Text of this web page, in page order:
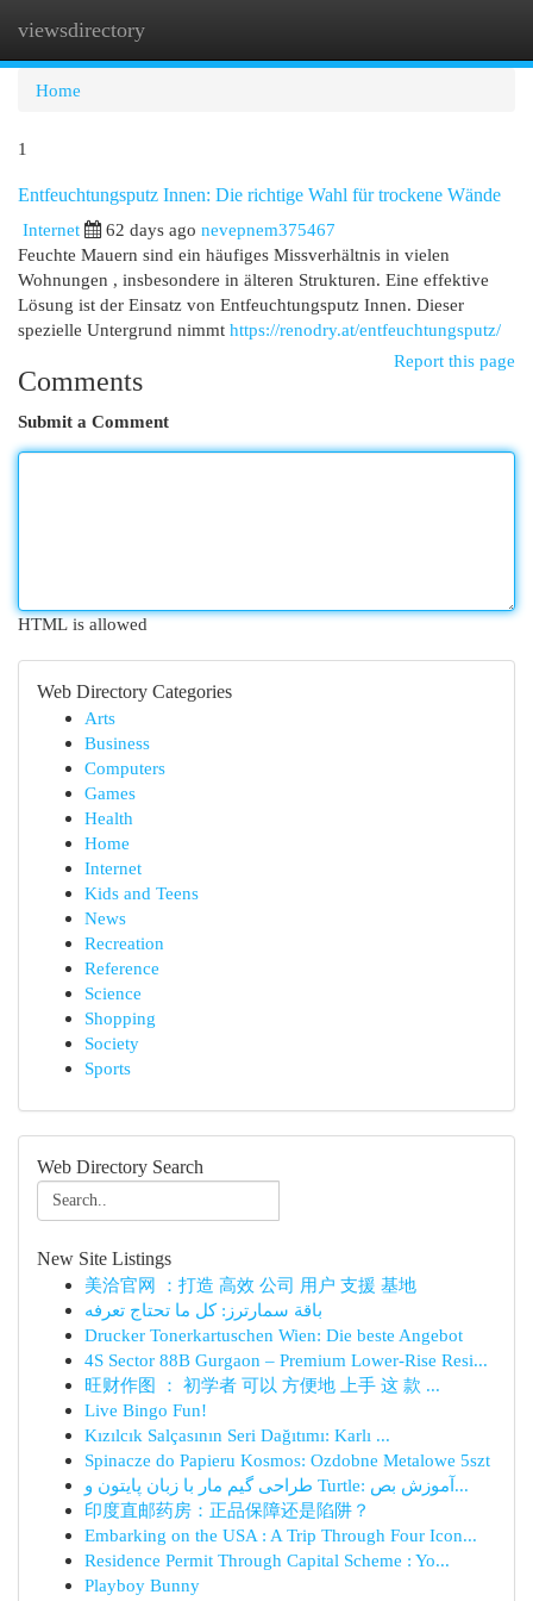
viewsdirectory
Home
1
Entfeuchtungsputz Innen: Die richtige Wahl für trockene Wände
Internet
62 days ago nevepnem375467
Feuchte Mauern sind ein häufiges Missverhältnis in vielen
Wohnungen , insbesondere in älteren Strukturen. Eine effektive
Lösung ist der Einsatz von Entfeuchtungsputz Innen. Dieser
spezielle Untergrund nimmt https://renodry.at/entfeuchtungsputz/
Report this page
Comments
Submit a Comment
HTML is allowed
Web Directory Categories
Arts
Business
Computers
Games
Health
Home
Internet
Kids and Teens
News
Recreation
Reference
Science
Shopping
Society
Sports
Web Directory Search
New Site Listings
美洽官网 ：打造 高效 公司 用户 支援 基地
باقة سمارترز: كل ما تحتاج تعرفه
Drucker Tonerkartuschen Wien: Die beste Angebot
4S Sector 88B Gurgaon – Premium Lower-Rise Resi...
旺财作图 ： 初学者 可以 方便地 上手 这 款 ...
Live Bingo Fun!
Kızılcık Salçasının Seri Dağıtımı: Karlı ...
Spinacze do Papieru Kosmos: Ozdobne Metalowe 5szt
طراحی گیم مار با زبان پایتون و Turtle: آموزش بص...
印度直邮药房：正品保障还是陷阱？
Embarking on the USA : A Trip Through Four Icon...
Residence Permit Through Capital Scheme : Yo...
Playboy Bunny